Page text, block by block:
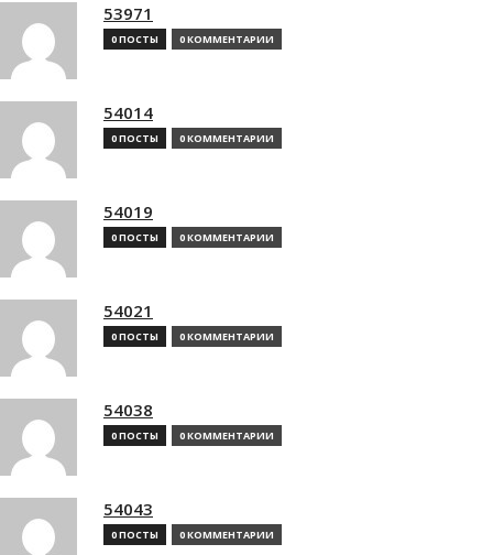
53971
0 ПОСТЫ 0 КОММЕНТАРИИ
54014
0 ПОСТЫ 0 КОММЕНТАРИИ
54019
0 ПОСТЫ 0 КОММЕНТАРИИ
54021
0 ПОСТЫ 0 КОММЕНТАРИИ
54038
0 ПОСТЫ 0 КОММЕНТАРИИ
54043
0 ПОСТЫ 0 КОММЕНТАРИИ